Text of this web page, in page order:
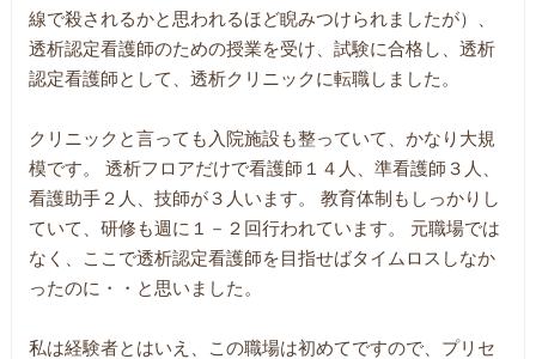
線で殺されるかと思われるほど睨みつけられましたが）、
透析認定看護師のための授業を受け、試験に合格し、透析
認定看護師として、透析クリニックに転職しました。
クリニックと言っても入院施設も整っていて、かなり大規
模です。 透析フロアだけで看護師１４人、準看護師３人、
看護助手２人、技師が３人います。 教育体制もしっかりし
ていて、研修も週に１－２回行われています。 元職場では
なく、ここで透析認定看護師を目指せばタイムロスしなか
ったのに・・と思いました。
私は経験者とはいえ、この職場は初めてですので、プリセ